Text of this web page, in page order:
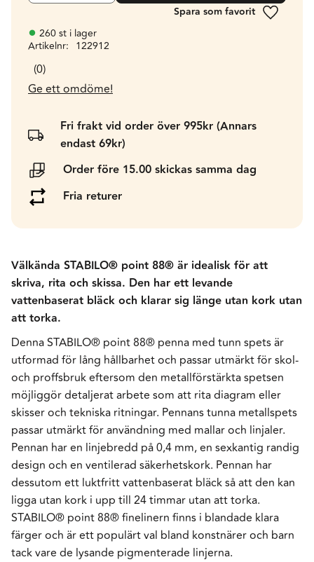
Lägg till
260 st i lager
Artikelnr
122912
0
Ge ett omdöme!
Fri frakt vid order över 995kr (Annars
endast 69kr)
Order före 15.00 skickas samma dag
Fria returer
Välkända STABILO® point 88® är idealisk för att
skriva, rita och skissa. Den har ett levande
vattenbaserat bläck och klarar sig länge utan kork utan
att torka.
Denna STABILO® point 88® penna med tunn spets är
utformad för lång hållbarhet och passar utmärkt för skol-
och proffsbruk eftersom den metallförstärkta spetsen
möjliggör detaljerat arbete som att rita diagram eller
skisser och tekniska ritningar. Pennans tunna metallspets
passar utmärkt för användning med mallar och linjaler.
Pennan har en linjebredd på 0,4 mm, en sexkantig randig
design och en ventilerad säkerhetskork. Pennan har
dessutom ett luktfritt vattenbaserat bläck så att den kan
ligga utan kork i upp till 24 timmar utan att torka.
STABILO® point 88® finelinern finns i blandade klara
färger och är ett populärt val bland konstnärer och barn
tack vare de lysande pigmenterade linjerna.